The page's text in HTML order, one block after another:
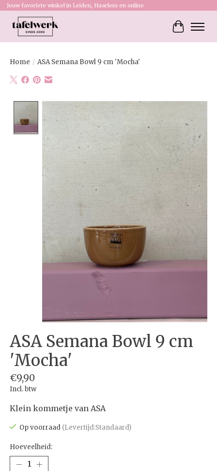
Jouw favoriete winkel in Leiden, Haarlem en online
Home / ASA Semana Bowl 9 cm 'Mocha'
Product image slideshow Items
ASA Semana Bowl 9 cm
'Mocha'
€9,90
Incl. btw
Klein kommetje van ASA
Op voorraad (Levertijd:Standaard)
Hoeveelheid: